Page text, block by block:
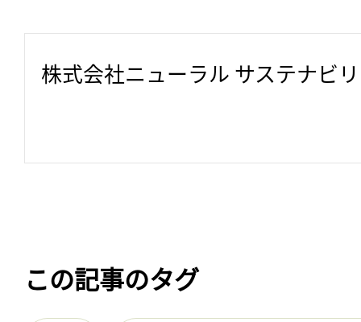
株式会社ニューラル サステナビ
この記事のタグ